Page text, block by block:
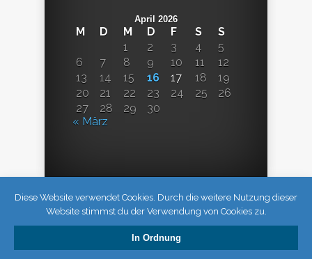
April 2026
M D M D F S
S
1
2 3 4
5
6
7 8 9 10 11
12
13
14 15 16 17 18
19
20
21 22 23 24 25
26
27
28 29
30
« März
Diese Website verwendet Cookies. Durch die weitere Nutzung dieser
Website stimmst du der Verwendung von Cookies zu.
In Ordnung